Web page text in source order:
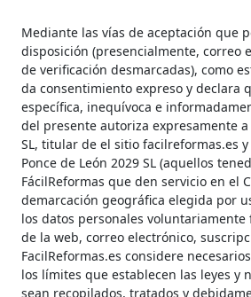
Mediante las vías de aceptación que
disposición (presencialmente, correo
de verificación desmarcadas), como
da consentimiento expreso y declara
específica, inequívoca e
del presente autoriza expresamente a
SL, titular de el sitio facilreformas.es y
Ponce de León 2029 SL (aquellos
FácilReformas que den servicio en el
demarcación geográfica elegida por
los datos personales voluntariamente
de la web, correo electrónico,
FacilReformas.es considere
los límites que establecen las leyes y
sean recopilados, tratados y